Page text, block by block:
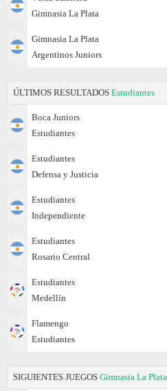
Gimnasia La Plata
Gimnasia La Plata
Argentinos Juniors
ÚLTIMOS RESULTADOS Estudiantes
Boca Juniors
Estudiantes
Estudiantes
Defensa y Justicia
Estudiantes
Independiente
Estudiantes
Rosario Central
Estudiantes
Medellín
Flamengo
Estudiantes
SIGUIENTES JUEGOS Gimnasia La Plata